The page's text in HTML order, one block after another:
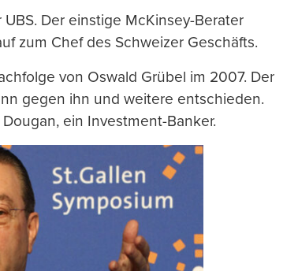
Der einstige McKinsey-Berater
zum Chef des Schweizer Geschäfts.
von Oswald Grübel im 2007. Der
gegen ihn und weitere entschieden.
ein Investment-Banker.